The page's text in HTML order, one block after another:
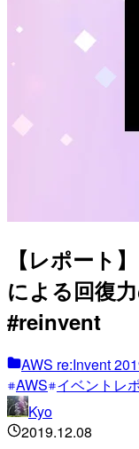
【レポート
による回復
#reinvent
AWS re:Invent
AWS イベントレ
Kyo
2019.12.08